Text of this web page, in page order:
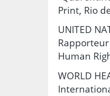
Print, Rio
UNITED
Human
WORLD